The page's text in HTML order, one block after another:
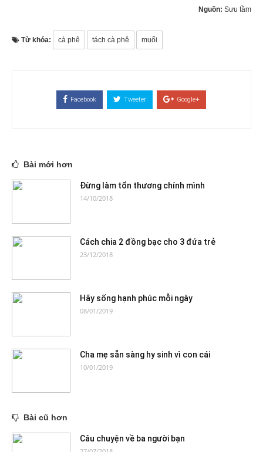
Nguồn: Sưu tầm
Từ khóa: cà phê tách cà phê muối
Facebook Tweeter Google+
Bài mới hơn
Đừng làm tổn thương chính mình
14/10/2018
Cách chia 2 đồng bạc cho 3 đứa trẻ
23/12/2018
Hãy sống hạnh phúc mỗi ngày
08/01/2019
Cha mẹ sẵn sàng hy sinh vì con cái
10/01/2019
Bài cũ hơn
Câu chuyện về ba người bạn